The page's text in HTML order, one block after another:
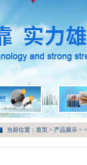
当前位置： 首页 > 产品展示 > >